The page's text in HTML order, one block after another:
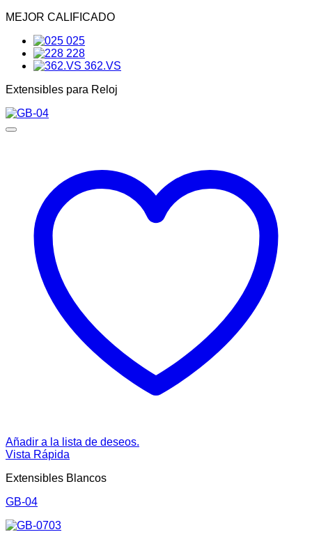
MEJOR CALIFICADO
025
228
362.VS
Extensibles para Reloj
Añadir a la lista de deseos.
Vista Rápida
Extensibles Blancos
GB-04